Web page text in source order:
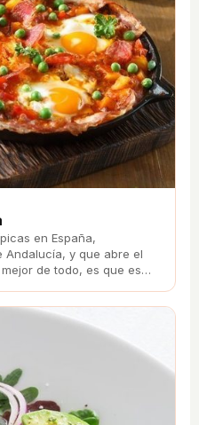
en España,
Andalucía, y que abre el
de todo, es que es